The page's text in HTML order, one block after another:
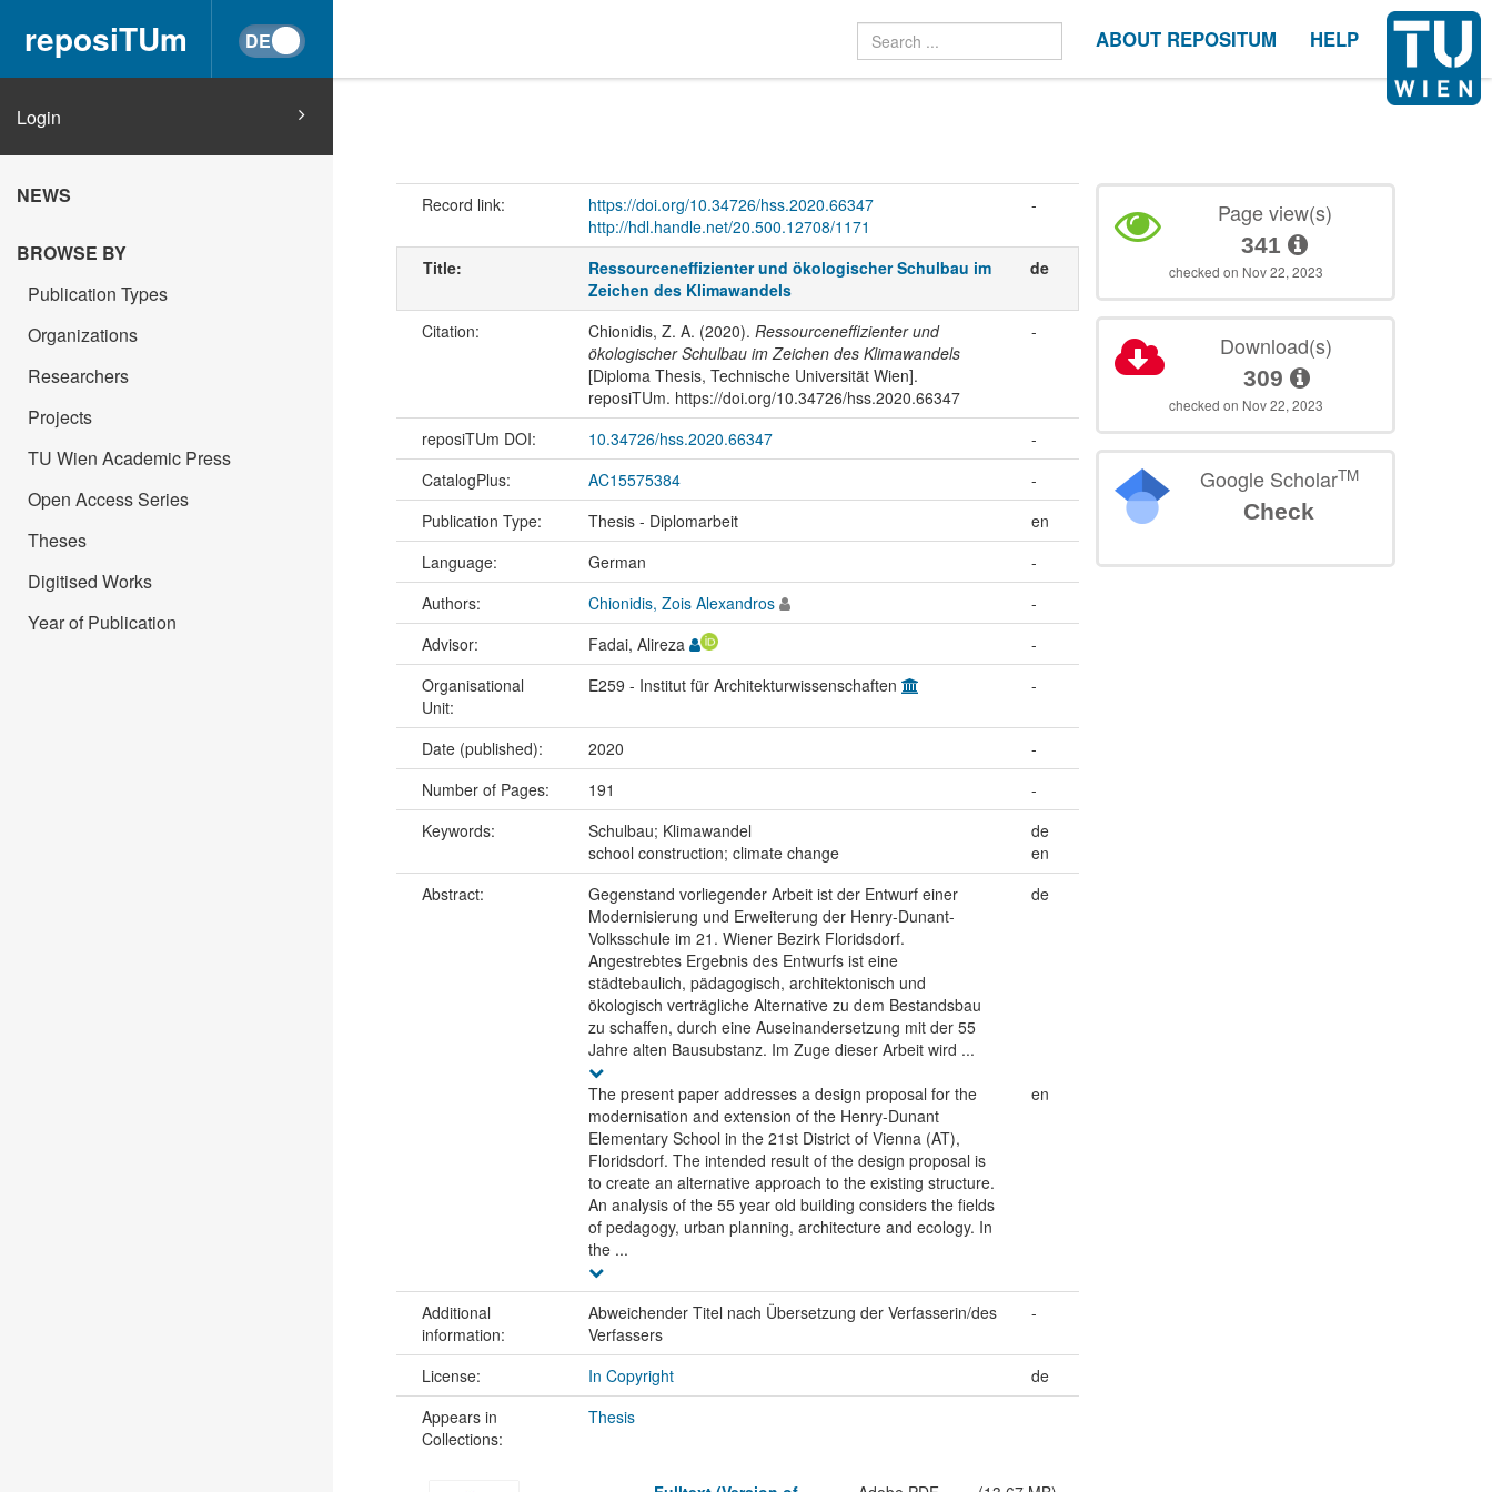
reposiTUm ABOUT REPOSITUM HELP
Login
NEWS
BROWSE BY
Publication Types
Organizations
Researchers
Projects
TU Wien Academic Press
Open Access Series
Theses
Digitised Works
Year of Publication
Record link:
https://doi.org/10.34726/hss.2020.66347
http://hdl.handle.net/20.500.12708/1171
-
Title:
Ressourceneffizienter und ökologischer Schulbau im
Zeichen des Klimawandels
de
Citation: Chionidis, Z. A. (2020). Ressourceneffizienter und
ökologischer Schulbau im Zeichen des Klimawandels
[Diploma Thesis, Technische Universität Wien].
reposiTUm. https://doi.org/10.34726/hss.2020.66347
-
reposiTUm DOI: 10.34726/hss.2020.66347
-
CatalogPlus:
AC15575384
-
Publication Type:
Thesis - Diplomarbeit
en
Language:
German
-
Authors:
Chionidis, Zois Alexandros
-
Advisor:
Fadai, Alireza
-
Organisational
Unit:
E259 - Institut für Architekturwissenschaften -
Date (published): 2020
-
Number of Pages:
191
-
Keywords:
Schulbau; Klimawandel
de
school construction; climate change
en
Abstract:
Gegenstand vorliegender Arbeit ist der Entwurf einer
Modernisierung und Erweiterung der Henry-Dunant-
Volksschule im 21. Wiener Bezirk Floridsdorf.
Angestrebtes Ergebnis des Entwurfs ist eine
städtebaulich, pädagogisch, architektonisch und
ökologisch verträgliche Alternative zu dem Bestandsbau
zu schaffen, durch eine Auseinandersetzung mit der 55
Jahre alten Bausubstanz. Im Zuge dieser Arbeit wird ...
de
The present paper addresses a design proposal for the
modernisation and extension of the Henry-Dunant
Elementary School in the 21st District of Vienna (AT),
Floridsdorf. The intended result of the design proposal is
to create an alternative approach to the existing structure.
An analysis of the 55 year old building considers the fields
of pedagogy, urban planning, architecture and ecology. In
the ...
en
Additional
information:
Abweichender Titel nach Übersetzung der Verfasserin/des
Verfassers
-
License: In Copyright
de
Appears in
Collections:
Thesis
Page view(s)
341
checked on Nov 22, 2023
Download(s)
309
checked on Nov 22, 2023
Google ScholarTM
Check